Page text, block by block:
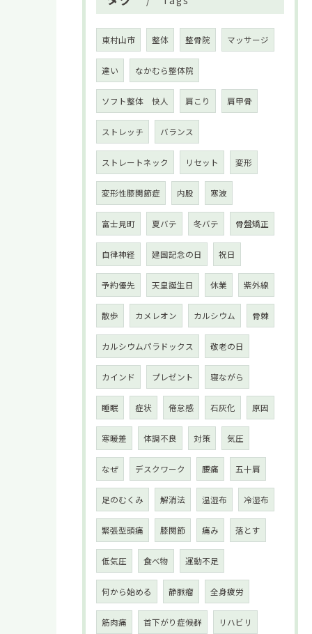
東村山市 整体 整骨院 マッサージ
違い なかむら整体院
ソフト整体 快人 肩こり 肩甲骨
ストレッチ バランス
ストレートネック リセット 変形
変形性膝関節症 内股 寒波
富士見町 夏バテ 冬バテ 骨盤矯正
自律神経 建国記念の日 祝日
予約優先 天皇誕生日 休業 紫外線
散歩 カメレオン カルシウム 骨棘
カルシウムパラドックス 敬老の日
カインド プレゼント 寝ながら
睡眠 症状 倦怠感 石灰化 原因
寒暖差 体調不良 対策 気圧
なぜ デスクワーク 腰痛 五十肩
足のむくみ 解消法 温湿布 冷湿布
緊張型頭痛 膝関節 痛み 落とす
低気圧 食べ物 運動不足
何から始める 静脈瘤 全身疲労
筋肉痛 首下がり症候群 リハビリ